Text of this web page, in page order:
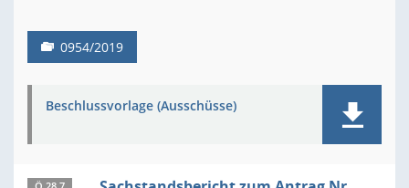
0954/2019
Beschlussvorlage (Ausschüsse)